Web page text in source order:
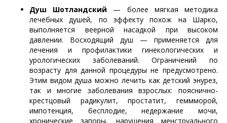
Душ Шотландский — более мягкая методика
лечебных душей, по эффекту похож на Шарко,
выполняется веерной насадкой при высоком
давлении. Восходящий душ — применяется для
лечения и профилактики гинекологических и
урологических заболеваний. Ограничений по
возрасту для данной процедуры не предусмотрено.
Этим видом душа можно лечить как детский энурез,
так и многие заболевания взрослых: пояснично-
крестцовый радикулит, простатит, геммморой,
импотенция, бесплодие, недержание мочи,
хронические запоры, нарушения менструального